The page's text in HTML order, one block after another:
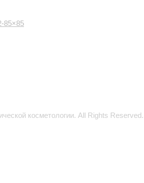
85×85
косметологии. All Rights Reserved.